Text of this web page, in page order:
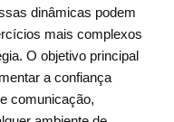
dinâmicas podem
mais complexos
O objetivo principal
a confiança
comunicação,